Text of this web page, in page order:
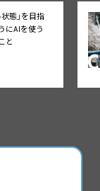
態」を目指
にAIを使う
と